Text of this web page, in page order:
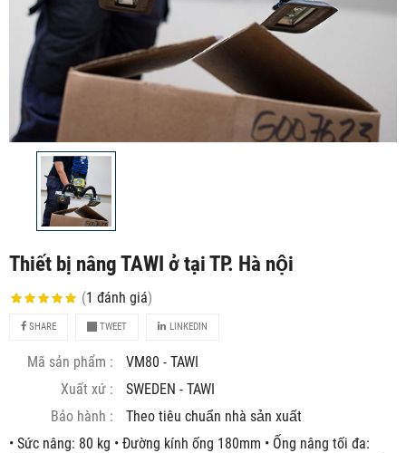
Thiết bị nâng TAWI ở tại TP. Hà nội
(1 đánh giá)
SHARE TWEET LINKEDIN
Mã sản phẩm :
VM80 - TAWI
Xuất xứ :
SWEDEN - TAWI
Bảo hành :
Theo tiêu chuẩn nhà sản xuất
• Sức nâng: 80 kg • Đường kính ống 180mm • Ống nâng tối đa: